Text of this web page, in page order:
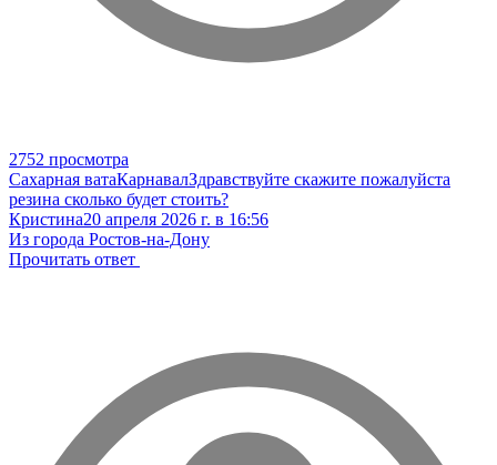
2752 просмотра
Сахарная ватаКарнавалЗдравствуйте скажите пожалуйста
резина сколько будет стоить?
Кристина20 апреля 2026 г. в 16:56
Из города Ростов-на-Дону
Прочитать ответ